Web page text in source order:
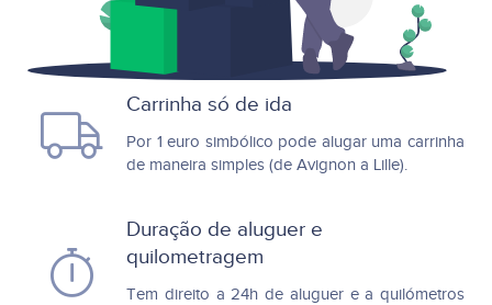
Carrinha só de ida
Por 1 euro simbólico pode alugar uma carrinha
de maneira simples (de Avignon a Lille).
Duração de aluguer e
quilometragem
Tem direito a 24h de aluguer e a quilómetros